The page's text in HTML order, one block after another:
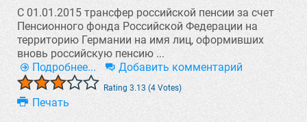
С 01.01.2015 трансфер российской пенсии за счет
Пенсионного фонда Российской Федерации на
территорию Германии на имя лиц, оформивших
вновь российскую пенсию ...
Подробнее...
Добавить комментарий
Rating 3.13 (4 Votes)
Печать